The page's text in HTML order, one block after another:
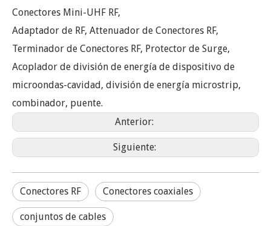
Conectores Mini-UHF RF,
Adaptador de RF, Attenuador de Conectores RF,
Terminador de Conectores RF, Protector de Surge,
Acoplador de división de energía de dispositivo de
microondas-cavidad, división de energía microstrip,
combinador, puente.
Anterior:
Siguiente:
Conectores RF Conectores coaxiales
conjuntos de cables